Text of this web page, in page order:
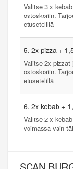
Valitse 3 x
ostoskoriin.
etusetelillä
5. 2x pizza +
Valitse 2x pizzat
ostoskoriin.
etusetelillä
6. 2x kebab +
Valitse 2 x
voimassa vain